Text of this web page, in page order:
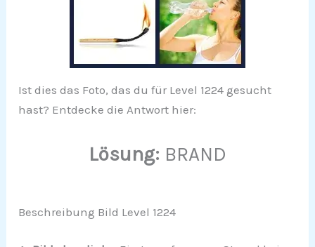
Ist dies das Foto, das du für Level 1224 gesucht
hast? Entdecke die Antwort hier:
Lösung: BRAND
Beschreibung Bild Level 1224